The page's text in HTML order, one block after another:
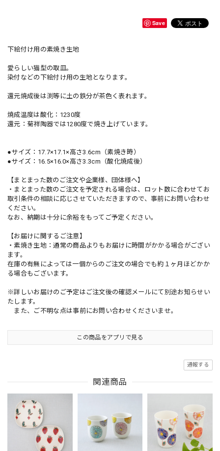
Save
下絵付け用の素焼き生地
愛らしい猫型の取皿。
染付などの下絵付け用の生地となります。
還元焼成後は渕等に土の鉄分が茶色く表れます。
焼成温度は酸化：1230度
還元：菊祥陶器では1280度で焼き上げています。
●サイズ：17.7×17.1×高さ3.6cm（素焼き時）
●サイズ：16.5×16.0×高さ3.3cm（酸化焼成後）
【まとまった数のご注文や企業様、団体様へ】
・まとまった数のご注文を予定される場合は、ロット数に合わせてお
取引条件の相談に応じさせていただきますので、事前にお問い合わせ
ください。
なお、納期は十分に余裕をもってご予定ください。
【お届けに関するご注意】
・素焼き生地：通常の商品よりもお届けに時間がかかる場合がござい
ます。
在庫の有無によっては一個からのご注文の場合でも約１ヶ月ほどかか
る場合もございます。
※詳しいお届けのご予定はご注文後の確認メールにて別途お知らせい
たします。
また、ご不明な点は事前にお問い合わせくださいませ。
この商品をアプリで見る
通報する
関連商品